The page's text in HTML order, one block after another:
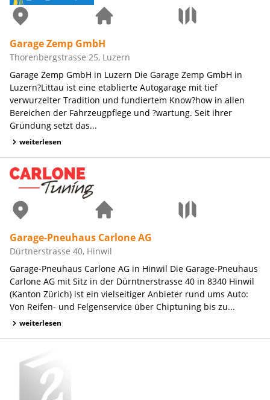
Garage Zemp GmbH
Thorenbergstrasse 25, Luzern
Garage Zemp GmbH in Luzern Die Garage Zemp GmbH in
Luzern?Littau ist eine etablierte Autogarage mit tief
verwurzelter Tradition und fundiertem Know?how in allen
Bereichen der Fahrzeugpflege und ?wartung. Seit ihrer
Gründung setzt das...
weiterlesen
Garage-Pneuhaus Carlone AG
Dürtnerstrasse 40, Hinwil
Garage-Pneuhaus Carlone AG in Hinwil Die Garage-Pneuhaus
Carlone AG mit Sitz in der Dürntnerstrasse 40 in 8340 Hinwil
(Kanton Zürich) ist ein vielseitiger Anbieter rund ums Auto:
Von Reifen- und Felgenservice über Chiptuning bis zu...
weiterlesen